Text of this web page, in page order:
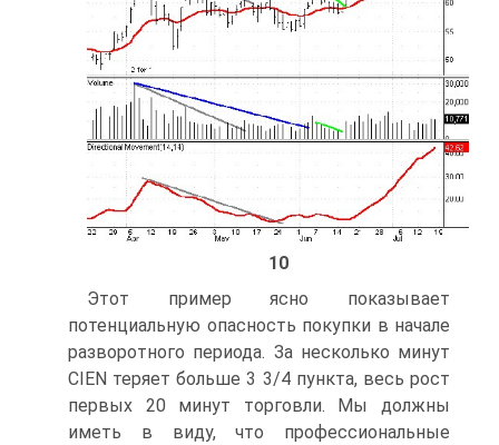
10
Этот пример ясно показывает
потенциальную опасность покупки в начале
разворотного периода. За несколько минут
CIEN теряет больше 3 3/4 пункта, весь рост
первых 20 минут торговли. Мы должны
иметь в виду, что профессиональные